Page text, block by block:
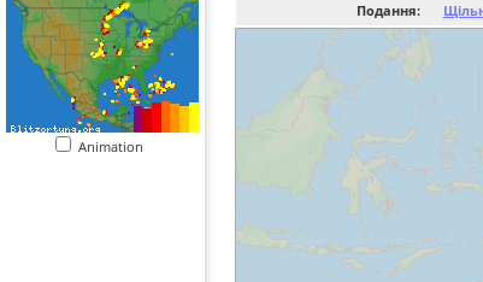
Animation
Подання: